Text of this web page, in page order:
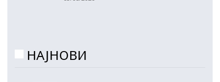
НАЈНОВИ